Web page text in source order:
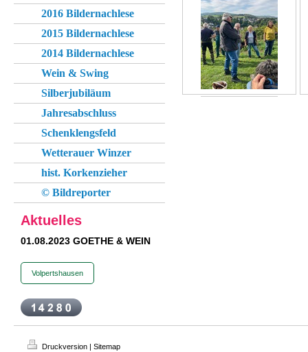
2016 Bildernachlese
2015 Bildernachlese
2014 Bildernachlese
Wein & Swing
Silberjubiläum
Jahresabschluss
Schenklengsfeld
Wetterauer Winzer
hist. Korkenzieher
© Bildreporter
Aktuelles
01.08.2023 GOETHE & WEIN
Volpertshausen
Druckversion | Sitemap